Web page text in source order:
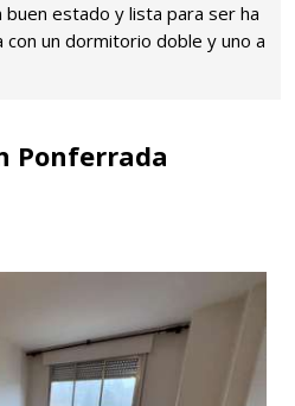
estado y lista para ser ha
con un dormitorio doble y uno a
Ponferrada